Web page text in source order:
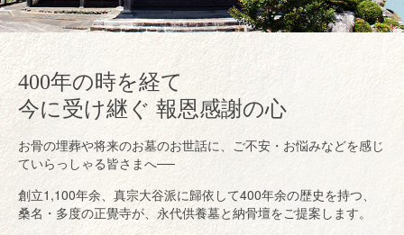
400年の時を経て
今に受け継ぐ 報恩感謝の心
お骨の埋葬や将来のお墓のお世話に、ご不安・お悩みなどを感じ
ていらっしゃる皆さまへ──
創立1,100年余、真宗大谷派に歸依して400年余の歴史を持つ、
桑名・多度の正覺寺が、永代供養墓と納骨壇をご提案します。